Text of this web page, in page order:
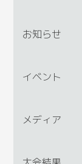
お知らせ
イベント
メディア